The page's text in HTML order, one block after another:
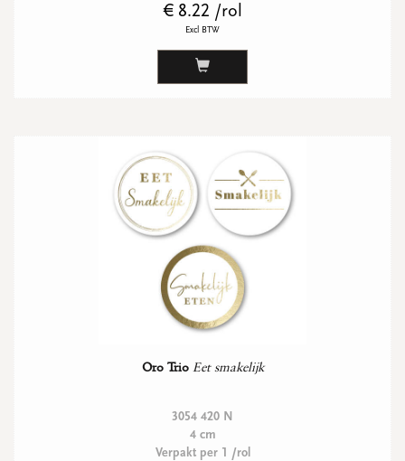
€ 8.22 /rol
Excl BTW
Oro Trio Eet smakelijk
3054 420 N
4 cm
Verpakt per 1 /rol